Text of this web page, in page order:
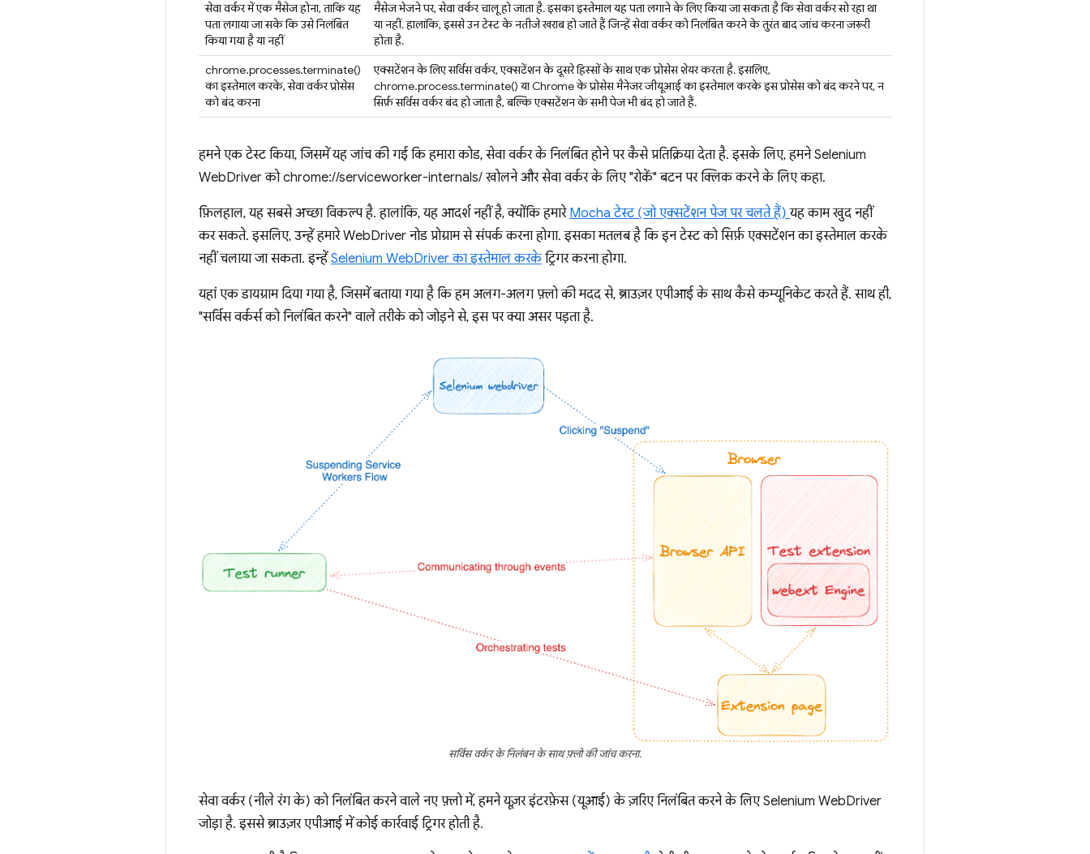
सेवा वर्कर में एक मैसेज होना, ताकि यह
पता लगाया जा सके कि उसे निलंबित
किया गया है या नहीं
मैसेज भेजने पर, सेवा वर्कर चालू हो जाता है. इसका इस्तेमाल यह पता लगाने के लिए किया जा सकता है कि सेवा वर्कर सो रहा था
या नहीं. हालांकि, इससे उन टेस्ट के नतीजे खराब हो जाते हैं जिन्हें सेवा वर्कर को निलंबित करने के तुरंत बाद जांच करना ज़रूरी
होता है.
chrome.processes.terminate()
का इस्तेमाल करके, सेवा वर्कर प्रोसेस
को बंद करना
एक्सटेंशन के लिए सर्विस वर्कर, एक्सटेंशन के दूसरे हिस्सों के साथ एक प्रोसेस शेयर करता है. इसलिए,
chrome.process.terminate() या Chrome के प्रोसेस मैनेजर जीयूआई का इस्तेमाल करके इस प्रोसेस को बंद करने पर, न
सिर्फ़ सर्विस वर्कर बंद हो जाता है, बल्कि एक्सटेंशन के सभी पेज भी बंद हो जाते हैं.
हमने एक टेस्ट किया, जिसमें यह जांच की गई कि हमारा कोड, सेवा वर्कर के निलंबित होने पर कैसे प्रतिक्रिया देता है. इसके लिए, हमने Selenium
WebDriver को chrome://serviceworker-internals/ खोलने और सेवा वर्कर के लिए "रोकें" बटन पर क्लिक करने के लिए कहा.
फ़िलहाल, यह सबसे अच्छा विकल्प है. हालांकि, यह आदर्श नहीं है, क्योंकि हमारे Mocha टेस्ट (जो एक्सटेंशन पेज पर चलते हैं)यह काम खुद नहीं
कर सकते. इसलिए, उन्हें हमारे WebDriver नोड प्रोग्राम से संपर्क करना होगा. इसका मतलब है कि इन टेस्ट को सिर्फ़ एक्सटेंशन का इस्तेमाल करके
नहीं चलाया जा सकता. इन्हें Selenium WebDriver का इस्तेमाल करकेट्रिगर करना होगा.
यहां एक डायग्राम दिया गया है, जिसमें बताया गया है कि हम अलग-अलग फ़्लो की मदद से, ब्राउज़र एपीआई के साथ कैसे कम्यूनिकेट करते हैं. साथ ही,
"सर्विस वर्कर्स को निलंबित करने" वाले तरीके को जोड़ने से, इस पर क्या असर पड़ता है.
सर्विस वर्कर के निलंबन के साथ फ़्लो की जांच करना.
सेवा वर्कर (नीले रंग के) को निलंबित करने वाले नए फ़्लो में, हमने यूज़र इंटरफ़ेस (यूआई) के ज़रिए निलंबित करने के लिए Selenium WebDriver
जोड़ा है. इससे ब्राउज़र एपीआई में कोई कार्रवाई ट्रिगर होती है.